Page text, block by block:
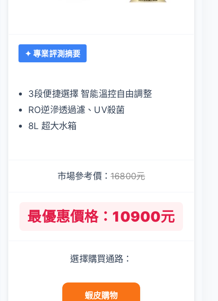
✦ 專業評測摘要
3段便捷選擇 智能溫控自由調整
RO逆滲透過濾、UV殺菌
8L 超大水箱
市場參考價： 16800元
最優惠價格：10900元
選擇購買通路：
蝦皮購物